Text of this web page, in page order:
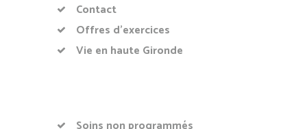
Contact
Offres d’exercices
Vie en haute Gironde